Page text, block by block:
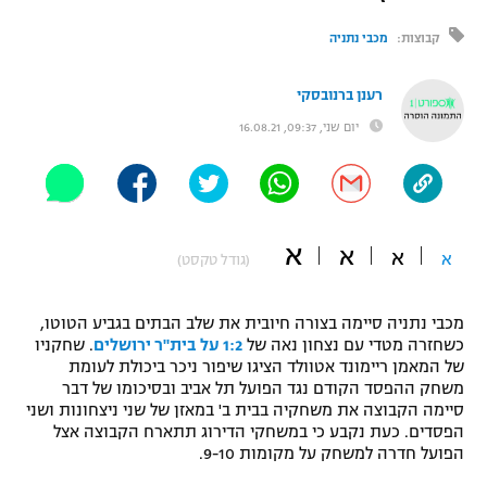
"מחצית בשכונה" – פודקאסט
משתתפים וזוכים בפרסים
תקנון משתתפים וזוכים בפרסים
תקנון עבור פעילות אלקטרה
תקנון עבור פעילות ספורט 1 – "מרלן"
גיימינג E-Sports
תנאי שימוש
ליגות נוספות
UFC
היאבקות WWE
ספורט מוטורי
כדורמים
בייסבול MLB
ספורט אתגרי ואקסטרים
אומנויות לחימה
קבוצות: מכבי נתניה
רענן ברנובסקי
יום שני, 09:37, 16.08.21
א א א א (גודל טקסט)
מכבי נתניה סיימה בצורה חיובית את שלב הבתים בגביע הטוטו,
כשחזרה מטדי עם נצחון נאה של 1:2 על בית"ר ירושלים
. שחקניו
של המאמן ריימונד אטוולד הציגו שיפור ניכר ביכולת לעומת
משחק ההפסד הקודם נגד הפועל תל אביב ובסיכומו של דבר
סיימה הקבוצה את משחקיה בבית ב' במאזן של שני ניצחונות ושני
הפסדים. כעת נקבע כי במשחקי הדירוג תתארח הקבוצה אצל
הפועל חדרה למשחק על מקומות 9-10.